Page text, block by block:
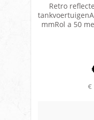
Retro
mmRol a 50
€